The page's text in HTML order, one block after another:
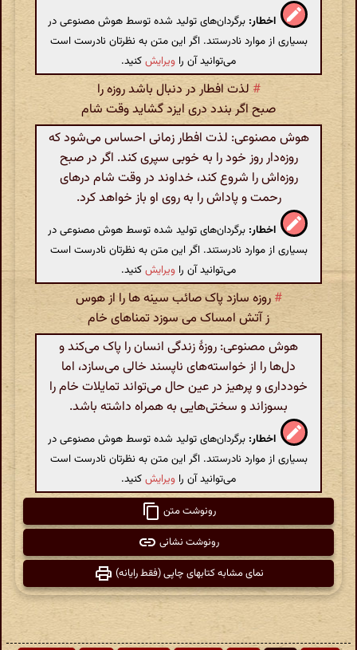
اخطار: برگردان‌های تولید شده توسط هوش مصنوعی در
بسیاری از موارد نادرستند. اگر این متن به نظرتان نادرست است
می‌توانید آن را ویرایشکنید.
#لذت افطار در دنبال باشد روزه را
صبح اگر بندد دری ایزد گشاید وقت شام
هوش مصنوعی: لذت افطار زمانی احساس می‌شود که
روزه‌دار روز خود را به خوبی سپری کند. اگر در صبح
روزه‌اش را شروع کند، خداوند در وقت شام درهای
رحمت و پاداش را به روی او باز خواهد کرد.
اخطار: برگردان‌های تولید شده توسط هوش مصنوعی در
بسیاری از موارد نادرستند. اگر این متن به نظرتان نادرست است
می‌توانید آن را ویرایشکنید.
# روزه سازد پاک صائب سینه ها را از هوس
ز آتش امساک می سوزد تمناهای خام
هوش مصنوعی: روزۀ زندگی انسان را پاک می‌کند و
دل‌ها را از خواسته‌های ناپسند خالی می‌سازد، اما
خودداری و پرهیز در عین حال می‌تواند تمایلات خام را
بسوزاند و سختی‌هایی به همراه داشته باشد.
اخطار: برگردان‌های تولید شده توسط هوش مصنوعی در
بسیاری از موارد نادرستند. اگر این متن به نظرتان نادرست است
می‌توانید آن را ویرایشکنید.
رونوشت متن
رونوشت نشانی
نمای مشابه کتابهای چاپی (فقط رایانه)